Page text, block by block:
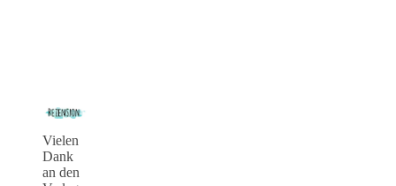
Vielen
Dank
an den